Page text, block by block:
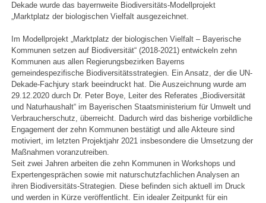
Dekade wurde das bayernweite Biodiversitäts-Modellprojekt
„Marktplatz der biologischen Vielfalt ausgezeichnet.
Im Modellprojekt „Marktplatz der biologischen Vielfalt – Bayerische
Kommunen setzen auf Biodiversität“ (2018-2021) entwickeln zehn
Kommunen aus allen Regierungsbezirken Bayerns
gemeindespezifische Biodiversitätsstrategien. Ein Ansatz, der die UN-
Dekade-Fachjury stark beeindruckt hat. Die Auszeichnung wurde am
29.12.2020 durch Dr. Peter Boye, Leiter des Referates „Biodiversität
und Naturhaushalt“ im Bayerischen Staatsministerium für Umwelt und
Verbraucherschutz, überreicht. Dadurch wird das bisherige vorbildliche
Engagement der zehn Kommunen bestätigt und alle Akteure sind
motiviert, im letzten Projektjahr 2021 insbesondere die Umsetzung der
Maßnahmen voranzutreiben.
Seit zwei Jahren arbeiten die zehn Kommunen in Workshops und
Expertengesprächen sowie mit naturschutzfachlichen Analysen an
ihren Biodiversitäts-Strategien. Diese befinden sich aktuell im Druck
und werden in Kürze veröffentlicht. Ein idealer Zeitpunkt für ein